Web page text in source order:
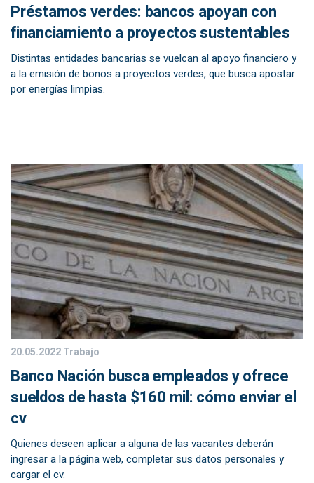
Préstamos verdes: bancos apoyan con
financiamiento a proyectos sustentables
Distintas entidades bancarias se vuelcan al apoyo financiero y
a la emisión de bonos a proyectos verdes, que busca apostar
por energías limpias.
20.05.2022Trabajo
Banco Nación busca empleados y ofrece
sueldos de hasta $160 mil: cómo enviar el
cv
Quienes deseen aplicar a alguna de las vacantes deberán
ingresar a la página web, completar sus datos personales y
cargar el cv.